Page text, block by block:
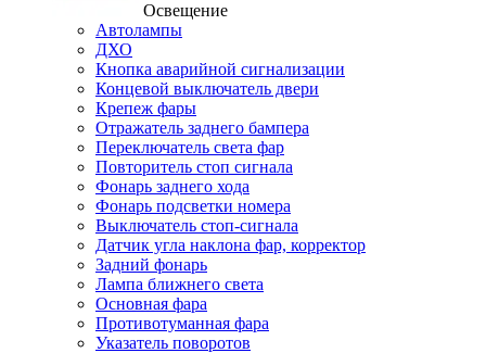
Освещение
Автолампы
ДХО
Кнопка аварийной сигнализации
Концевой выключатель двери
Крепеж фары
Отражатель заднего бампера
Переключатель света фар
Повторитель стоп сигнала
Фонарь заднего хода
Фонарь подсветки номера
Выключатель стоп-сигнала
Датчик угла наклона фар, корректор
Задний фонарь
Лампа ближнего света
Основная фара
Противотуманная фара
Указатель поворотов